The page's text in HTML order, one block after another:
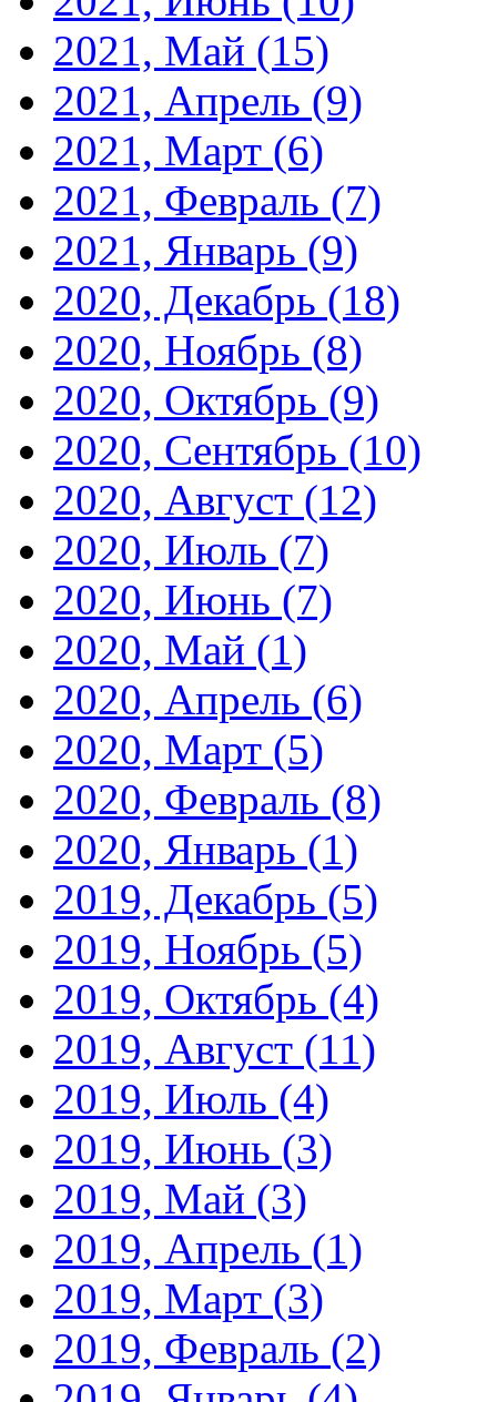
2021, Май (15)
2021, Апрель (9)
2021, Март (6)
2021, Февраль (7)
2021, Январь (9)
2020, Декабрь (18)
2020, Ноябрь (8)
2020, Октябрь (9)
2020, Сентябрь (10)
2020, Август (12)
2020, Июль (7)
2020, Июнь (7)
2020, Май (1)
2020, Апрель (6)
2020, Март (5)
2020, Февраль (8)
2020, Январь (1)
2019, Декабрь (5)
2019, Ноябрь (5)
2019, Октябрь (4)
2019, Август (11)
2019, Июль (4)
2019, Июнь (3)
2019, Май (3)
2019, Апрель (1)
2019, Март (3)
2019, Февраль (2)